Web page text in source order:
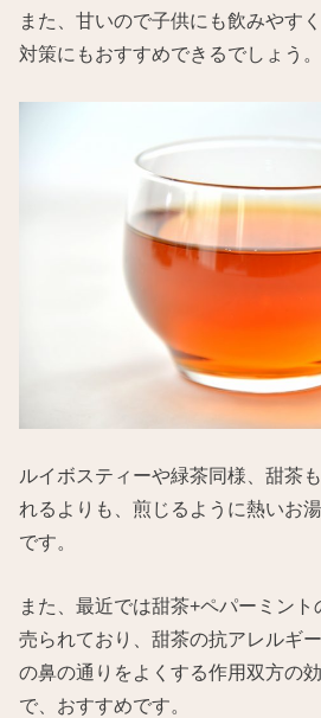
また、甘いので子供にも飲みやす
対策にもおすすめできるでしょう。
ルイボスティーや緑茶同様、甜茶
れるよりも、煎じるように熱いお
です。
また、最近では甜茶+ペパーミン
売られており、甜茶の抗アレルギ
の鼻の通りをよくする作用双方の
で、おすすめです。